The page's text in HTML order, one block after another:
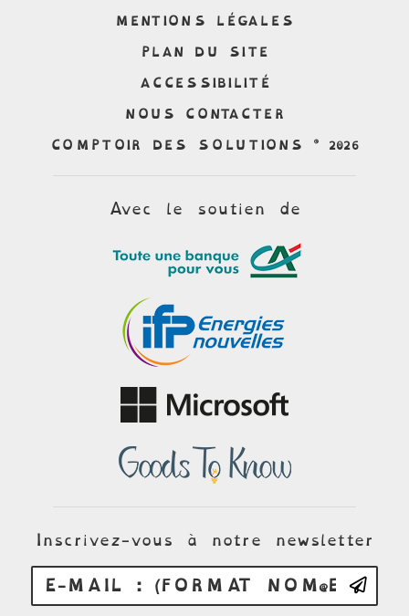
MENTIONS LÉGALES
PLAN DU SITE
ACCESSIBILITÉ
NOUS CONTACTER
COMPTOIR DES SOLUTIONS © 2026
Avec le soutien de
Inscrivez-vous à notre newsletter
E-mail : (format